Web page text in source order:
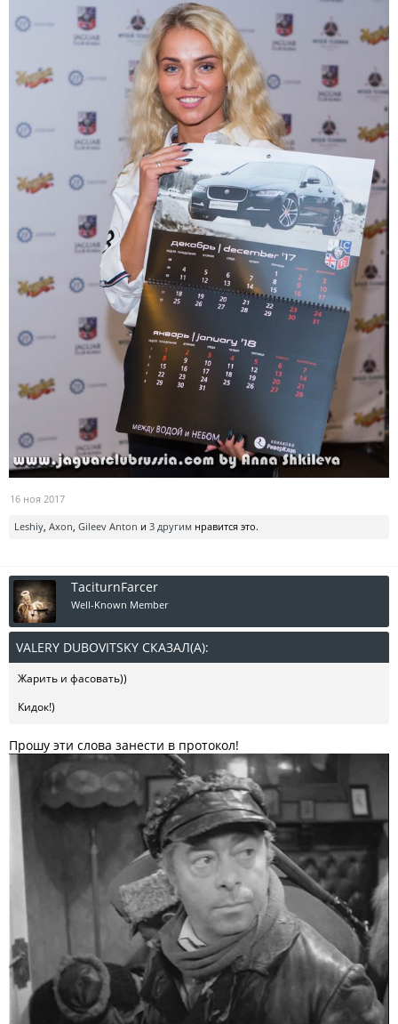
16 ноя 2017
Leshiy Axon Gileev Anton и 3 другим нравится это.
TaciturnFarcer
Well-Known Member
VALERY DUBOVITSKY СКАЗАЛ(А):
Жарить и фасовать))
Кидок!)
Прошу эти слова занести в протокол!